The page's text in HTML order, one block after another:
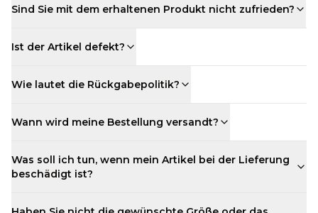
Sind Sie mit dem erhaltenen Produkt nicht zufrieden?
Ist der Artikel defekt?
Wie lautet die Rückgabepolitik?
Wann wird meine Bestellung versandt?
Was soll ich tun, wenn mein Artikel bei der Lieferung
beschädigt ist?